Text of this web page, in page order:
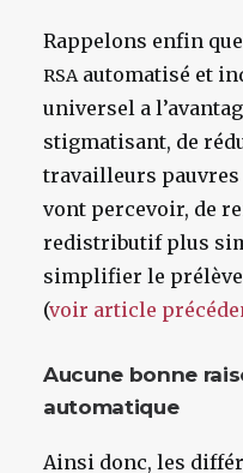
Rappelons enfin
RSAautomatisé et
universel a
stigmatisant, de
travailleurs pauvres
vont percevoir, de
redistributif plus
simplifier le
(voir article
Aucune bonne
automatique
Ainsi donc, les